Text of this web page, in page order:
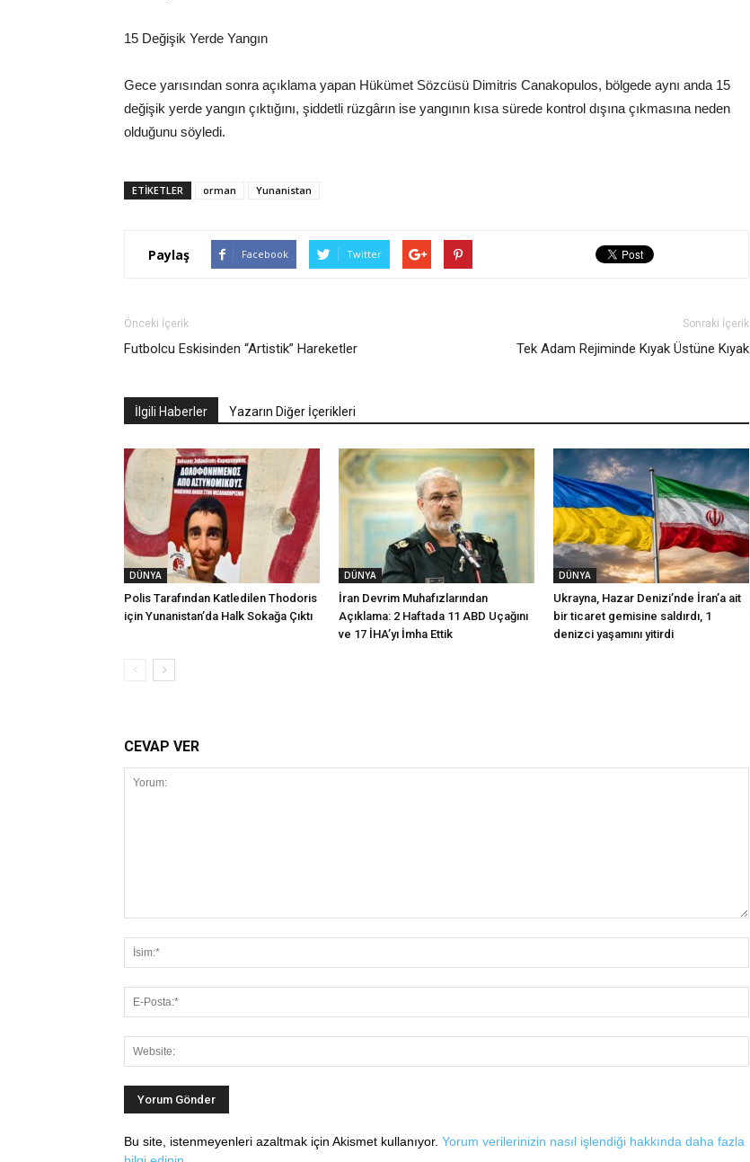
15 Değişik Yerde Yangın
Gece yarısından sonra açıklama yapan Hükümet Sözcüsü Dimitris Canakopulos, bölgede aynı anda 15
değişik yerde yangın çıktığını, şiddetli rüzgârın ise yangının kısa sürede kontrol dışına çıkmasına neden
olduğunu söyledi.
ETIKETLER orman Yunanistan
Paylaş Facebook Twitter
Önceki İçerik
Futbolcu Eskisinden “Artistik” Hareketler
Sonraki İçerik
Tek Adam Rejiminde Kıyak Üstüne Kıyak
İlgili Haberler Yazarın Diğer İçerikleri
DÜNYA
Polis Tarafından Katledilen Thodoris
için Yunanistan’da Halk Sokağa Çıktı
DÜNYA
İran Devrim Muhafızlarından
Açıklama: 2 Haftada 11 ABD Uçağını
ve 17 İHA’yı İmha Ettik
DÜNYA
Ukrayna, Hazar Denizi’nde İran’a ait
bir ticaret gemisine saldırdı, 1
denizci yaşamını yitirdi
CEVAP VER
Bu site, istenmeyenleri azaltmak için Akismet kullanıyor. Yorum verilerinizin nasıl işlendiği hakkında daha fazla